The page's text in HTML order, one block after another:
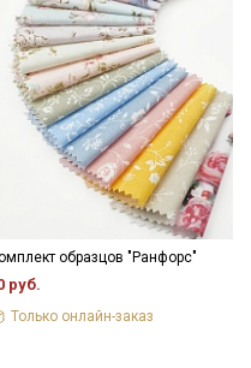
образцов "Ранфорс"
руб.
Только онлайн-заказ
персональных
и